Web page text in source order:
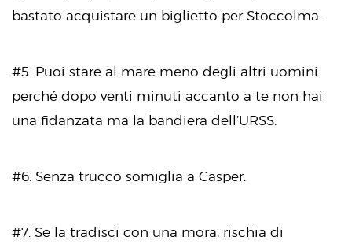
bastato acquistare un biglietto per Stoccolma.
#5. Puoi stare al mare meno degli altri uomini
perché dopo venti minuti accanto a te non hai
una fidanzata ma la bandiera dell’URSS.
#6. Senza trucco somiglia a Casper.
#7. Se la tradisci con una mora, rischia di